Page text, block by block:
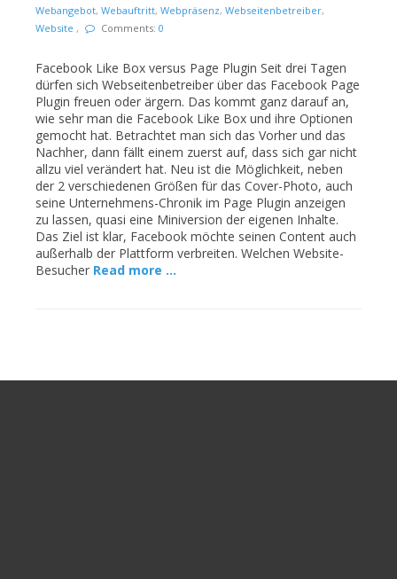
Webangebot, Webauftritt, Webpräsenz, Webseitenbetreiber,
Website , Comments: 0
Facebook Like Box versus Page Plugin Seit drei Tagen
dürfen sich Webseitenbetreiber über das Facebook Page
Plugin freuen oder ärgern. Das kommt ganz darauf an,
wie sehr man die Facebook Like Box und ihre Optionen
gemocht hat. Betrachtet man sich das Vorher und das
Nachher, dann fällt einem zuerst auf, dass sich gar nicht
allzu viel verändert hat. Neu ist die Möglichkeit, neben
der 2 verschiedenen Größen für das Cover-Photo, auch
seine Unternehmens-Chronik im Page Plugin anzeigen
zu lassen, quasi eine Miniversion der eigenen Inhalte.
Das Ziel ist klar, Facebook möchte seinen Content auch
außerhalb der Plattform verbreiten. Welchen Website-
Besucher Read more …